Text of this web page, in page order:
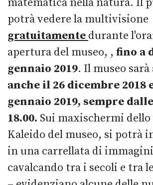
potrà vedere la multivisione
gratuitamente durante
apertura del museo, , fino a
gennaio 2019. Il museo sarà
anche il 26 dicembre 2018
gennaio 2019, sempre
18.00. Sui maxischermi dello
Kaleido del museo, si potrà
in una carrellata di
cavalcando tra i secoli e tra